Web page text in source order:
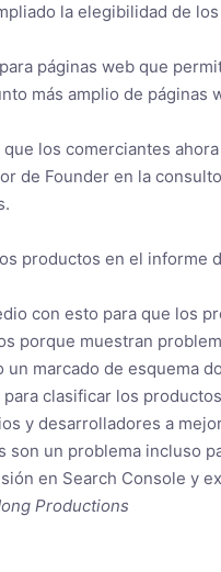
la elegibilidad de
páginas web que
más amplio de
los comerciantes
de Founder en la
productos en el
con esto para que los
porque muestran
marcado de esquema
clasificar los
y desarrolladores a
un problema incluso
en Search Console y
Productions